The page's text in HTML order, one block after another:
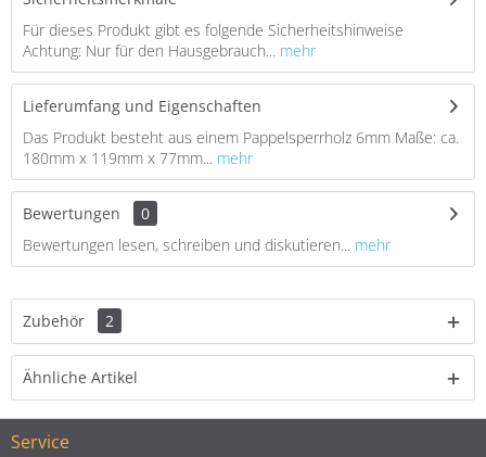
Für dieses Produkt gibt es folgende Sicherheitshinweise
Achtung: Nur für den Hausgebrauch... mehr
Lieferumfang und Eigenschaften
Das Produkt besteht aus einem Pappelsperrholz 6mm Maße: ca.
180mm x 119mm x 77mm... mehr
Bewertungen
0
Bewertungen lesen, schreiben und diskutieren... mehr
Zubehör 2
Ähnliche Artikel
Service